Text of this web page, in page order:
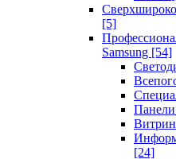
[5]
Samsung [54]
Панели
[24]